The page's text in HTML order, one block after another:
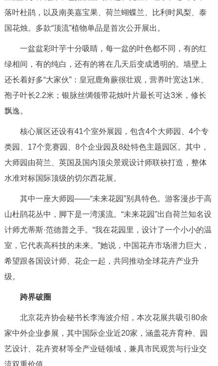
落叶杜鹃，以及南美嘉宝果、荷兰蝴蝶兰、比利时凤梨、泰
国花烛。多款“顶流”植物单品是首次公开展出。
一盆盆彩叶芋十分吸睛，每一盆的叶色都不同，有的红
绿相间，有的纯白，还有的将在几天后变成透明的。墙壁上
还长着好多“大家伙”：皇冠鹿角蕨很壮观，营养叶宽达1米、
孢子叶长2.2米；银脉丝绸领带花烛叶片最长可达3米，修长
飘逸。
核心展区还设有41个室外展园，包含4个大师园、4个专
类园、17个竞赛园、8个企业园及8处特色主题园区。其中，
大师园由荷兰、英国及国内顶尖景观设计师联袂打造，整体
水准对标国际顶级的切尔西花展。
其中一座大师园——“未来花园”别具特色。游客漫步于高
山杜鹃花丛中，脚下是一湾溪流。“未来花园”出自荷兰知名设
计师尤蒂斯·范德普之手。“我在花园里，设计了一个小小的温
室，它代表高科技的未来。”她说，中国花卉市场潜力巨大，
希望跟各国设计师、花企一起，共同推动全球花卉产业升
级。
跨界破圈
北京花卉协会秘书长李海波介绍，本次花展共吸引80余
家中外企业参展，其中国际企业近20家，涵盖花卉育种、园
艺设计、花卉资材等全产业链领域，兼具市民观赏与行业交